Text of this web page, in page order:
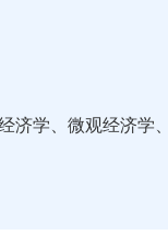
济学、微观经济